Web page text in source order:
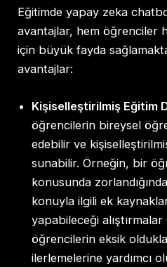
Eğitimde yapay zeka
avantajlar, hem öğrenciler
için büyük fayda
avantajlar:
Kişiselleştirilmiş Eğitim
öğrencilerin bireysel
edebilir ve
sunabilir. Örneğin, bir
konusunda
konuyla ilgili ek
yapabileceği
öğrencilerin eksik
ilerlemelerine yardımcı